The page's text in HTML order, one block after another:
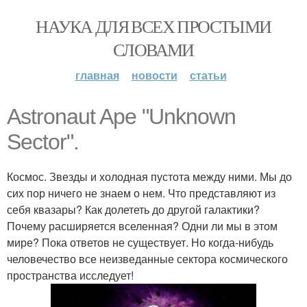
НАУКА ДЛЯ ВСЕХ ПРОСТЫМИ
СЛОВАМИ
главная новости статьи
Astronaut Ape "Unknown
Sector".
Космос. Звезды и холодная пустота между ними. Мы до
сих пор ничего не знаем о нем. Что представляют из
себя квазары? Как долететь до другой галактики?
Почему расширяется вселенная? Одни ли мы в этом
мире? Пока ответов не существует. Но когда-нибудь
человечество все неизведанные сектора космического
пространства исследует!